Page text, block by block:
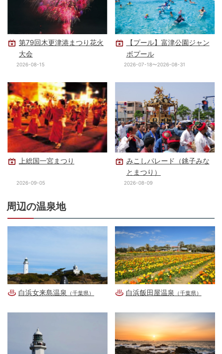
第79回木更津港まつり花火
大会
2026-08-15
【プール】富津公園ジャン
ボプール
2026-07-18〜2026-08-31
上総国一宮まつり
2026-09-05
みこしパレード（銚子みな
とまつり）
2026-08-09
周辺の温泉地
白浜女来島温泉 （千葉県） 白浜飯田屋温泉 （千葉県）